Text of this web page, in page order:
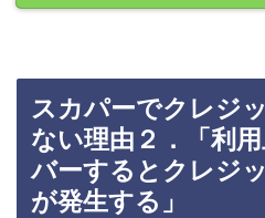
スカパーでクレジ
ない理由２．「利
バーするとクレジ
が発生する」